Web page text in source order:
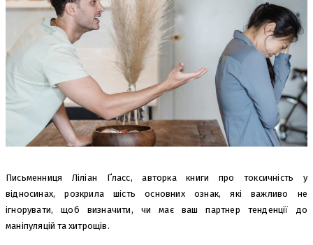
Письменниця Ліліан Ґласс, авторка книги про токсичність у
відносинах, розкрила шість основних ознак, які важливо не
ігнорувати, щоб визначити, чи має ваш партнер тенденції до
маніпуляцій та хитрощів.